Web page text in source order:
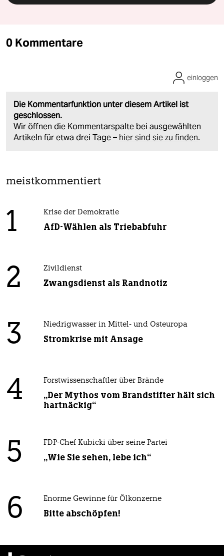
0 Kommentare
Die Kommentarfunktion unter diesem Artikel ist
geschlossen.
Wir öffnen die Kommentarspalte bei ausgewählten
Artikeln für etwa drei Tage – hier sind sie zu finden.
einloggen
meistkommentiert
1 Krise der Demokratie
AfD-Wählen als Triebabfuhr
2 Zivildienst
Zwangsdienst als Randnotiz
3 Niedrigwasser in Mittel- und Osteuropa
Stromkrise mit Ansage
4 Forstwissenschaftler über Brände
„Der Mythos vom Brandstifter hält sich
hartnäckig“
5 FDP-Chef Kubicki über seine Partei
„Wie Sie sehen, lebe ich“
6 Enorme Gewinne für Ölkonzerne
Bitte abschöpfen!